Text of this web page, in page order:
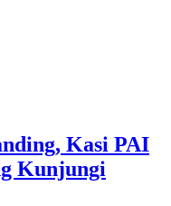
Kasi PAI
Kunjungi